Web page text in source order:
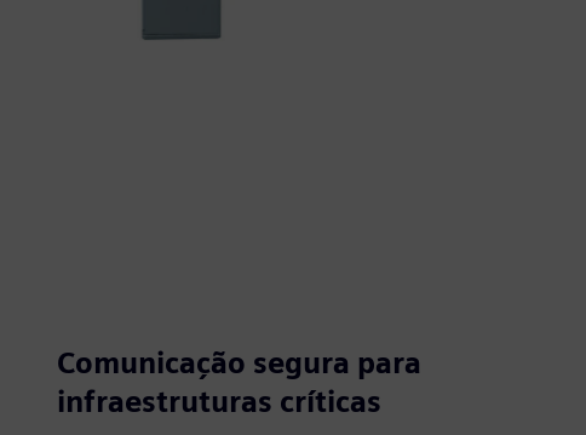
Comunicação segura para
infraestruturas críticas